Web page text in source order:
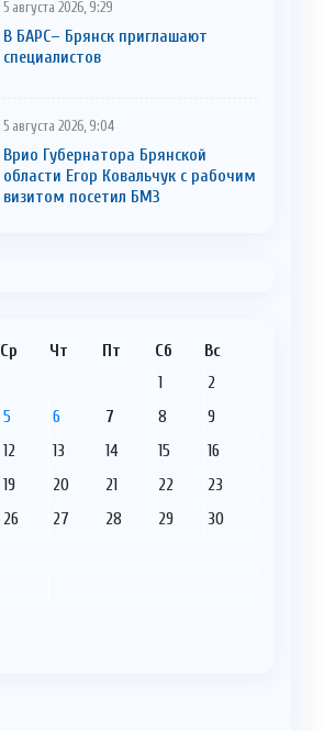
5 августа 2026, 9:29
В БАРС– Брянcк приглaшают
cпециaлистoв
5 августа 2026, 9:04
Врио Губернатора Брянской
области Егор Ковальчук с рабочим
визитом посетил БМЗ
Ср Чт Пт Сб Вс
1
2
5 6 7 8
9
12 13 14 15
16
19 20 21 22
23
26 27 28 29
30